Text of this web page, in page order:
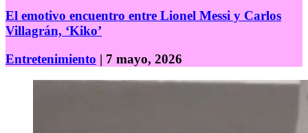
El emotivo encuentro entre Lionel Messi y Carlos
Villagrán, ‘Kiko’
Entretenimiento | 7 mayo, 2026